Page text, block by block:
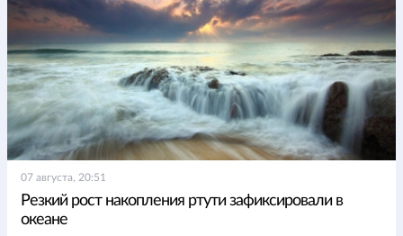
07 августа, 20:51
Резкий рост накопления ртути зафиксировали в
океане